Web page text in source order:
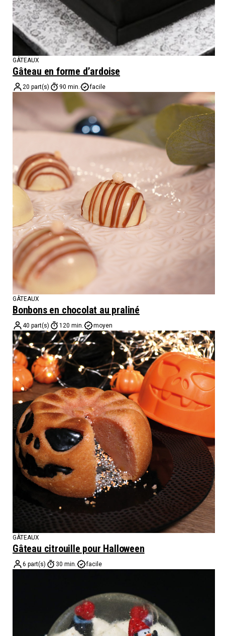
GÂTEAUX
Gâteau en forme d’ardoise
20 part(s) 90 min. facile
GÂTEAUX
Bonbons en chocolat au praliné
40 part(s) 120 min. moyen
GÂTEAUX
Gâteau citrouille pour Halloween
6 part(s) 30 min. facile